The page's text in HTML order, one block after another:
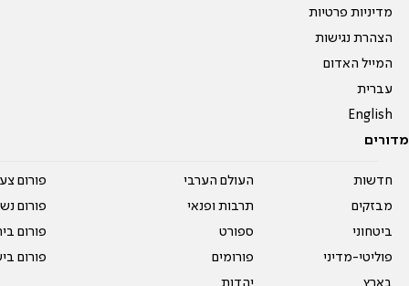
מדיניות פרטיות
הצהרת נגישות
המייל האדום
עברית
English
מדורים
חדשות
מבזקים
ביטחוני
פוליטי-מדיני
בארץ
העולם הערבי
תרבות ופנאי
ספורט
פורומים
יהדות
פורום
פורום
פורום
פורום